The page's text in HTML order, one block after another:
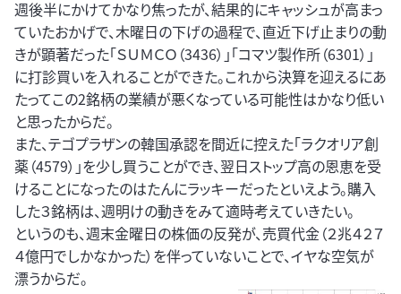
週後半にかけてかなり焦ったが、結果的にキャッシュが高まっ
ていたおかげで、木曜日の下げの過程で、直近下げ止まりの動
きが顕著だった「ＳＵＭＣＯ（3436）」「コマツ製作所（6301）」
に打診買いを入れることができた。これから決算を迎えるにあ
たってこの2銘柄の業績が悪くなっている可能性はかなり低い
と思ったからだ。
また、テゴプラザンの韓国承認を間近に控えた「ラクオリア創
薬（4579）」を少し買うことができ、翌日ストップ高の恩恵を受
けることになったのはたんにラッキーだったといえよう。購入
した３銘柄は、週明けの動きをみて適時考えていきたい。
というのも、週末金曜日の株価の反発が、売買代金（２兆４２７
４億円でしかなかった）を伴っていないことで、イヤな空気が
漂うからだ。